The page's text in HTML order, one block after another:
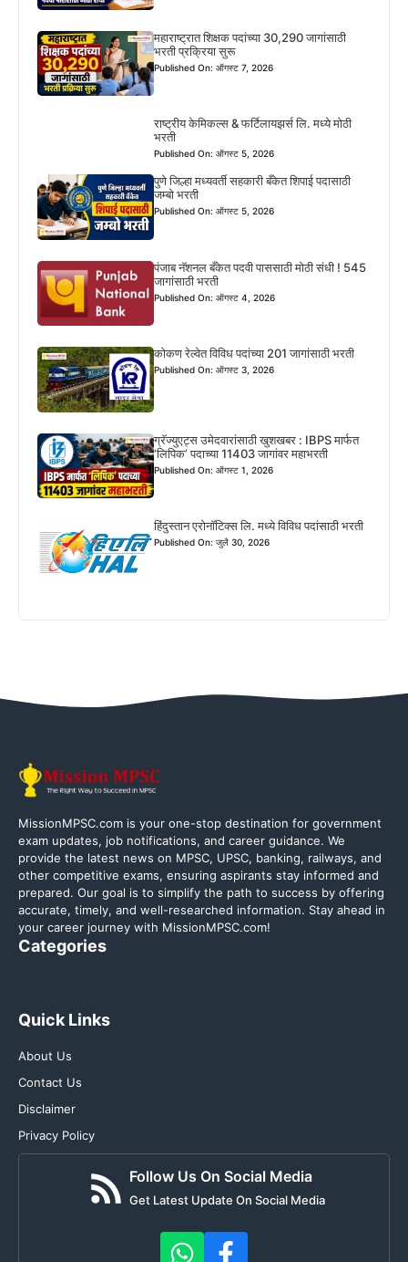
महाराष्ट्रात शिक्षक पदांच्या 30,290 जागांसाठी
भरती प्रक्रिया सुरू
Published On: ऑगस्ट 7, 2026
राष्ट्रीय केमिकल्स & फर्टिलायझर्स लि. मध्ये मोठी
भरती
Published On: ऑगस्ट 5, 2026
पुणे जिल्हा मध्यवर्ती सहकारी बँकेत शिपाई पदासाठी
जम्बो भरती
Published On: ऑगस्ट 5, 2026
पंजाब नॅशनल बँकेत पदवी पाससाठी मोठी संधी ! 545
जागांसाठी भरती
Published On: ऑगस्ट 4, 2026
कोकण रेल्वेत विविध पदांच्या 201 जागांसाठी भरती
Published On: ऑगस्ट 3, 2026
ग्रॅज्युएट्स उमेदवारांसाठी खुशखबर : IBPS मार्फत
‘लिपिक’ पदाच्या 11403 जागांवर महाभरती
Published On: ऑगस्ट 1, 2026
हिंदुस्तान एरोनॉटिक्स लि. मध्ये विविध पदांसाठी भरती
Published On: जुलै 30, 2026
MissionMPSC.com is your one-stop destination for government
exam updates, job notifications, and career guidance. We
provide the latest news on MPSC, UPSC, banking, railways, and
other competitive exams, ensuring aspirants stay informed and
prepared. Our goal is to simplify the path to success by offering
accurate, timely, and well-researched information. Stay ahead in
your career journey with MissionMPSC.com!
Categories
Quick Links
About Us
Contact Us
Disclaimer
Privacy Policy
Follow Us On Social Media
Get Latest Update On Social Media